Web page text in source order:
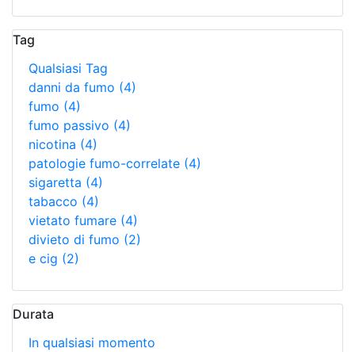
Tag
Qualsiasi Tag
danni da fumo (4)
fumo (4)
fumo passivo (4)
nicotina (4)
patologie fumo-correlate (4)
sigaretta (4)
tabacco (4)
vietato fumare (4)
divieto di fumo (2)
e cig (2)
Durata
In qualsiasi momento